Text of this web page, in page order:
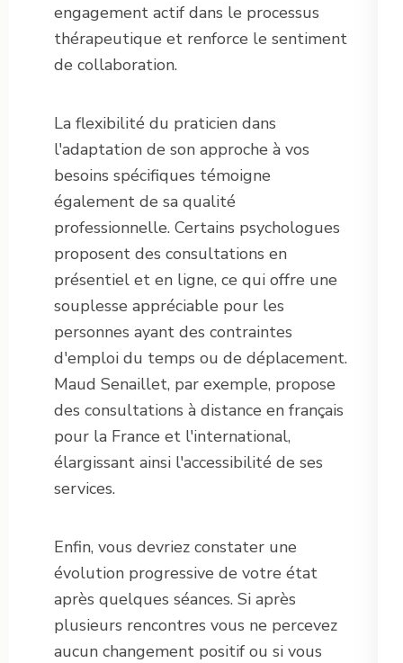
engagement actif dans le processus
thérapeutique et renforce le sentiment
de collaboration.
La flexibilité du praticien dans
l'adaptation de son approche à vos
besoins spécifiques témoigne
également de sa qualité
professionnelle. Certains psychologues
proposent des consultations en
présentiel et en ligne, ce qui offre une
souplesse appréciable pour les
personnes ayant des contraintes
d'emploi du temps ou de déplacement.
Maud Senaillet, par exemple, propose
des consultations à distance en français
pour la France et l'international,
élargissant ainsi l'accessibilité de ses
services.
Enfin, vous devriez constater une
évolution progressive de votre état
après quelques séances. Si après
plusieurs rencontres vous ne percevez
aucun changement positif ou si vous